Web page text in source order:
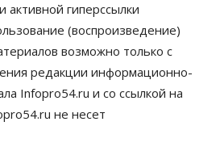
официально стала
нового дома в
ГК «Расцветай»
активной гиперссылки
(воспроизведение)
возможно только с
редакции информационно-
Infopro54.ru и со ссылкой на
не несет